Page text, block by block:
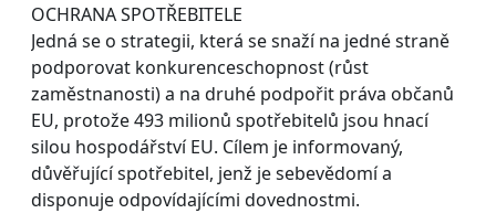
OCHRANA SPOTŘEBITELE
Jedná se o strategii, která se snaží na jedné straně
podporovat konkurenceschopnost (růst
zaměstnanosti) a na druhé podpořit práva občanů
EU, protože 493 milionů spotřebitelů jsou hnací
silou hospodářství EU. Cílem je informovaný,
důvěřující spotřebitel, jenž je sebevědomí a
disponuje odpovídajícími dovednostmi.